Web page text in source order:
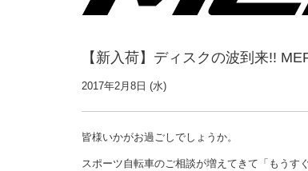
【新入荷】ディスクの波到来!!
2017年2月8日 (水)
皆様いかがお過ごしでしょうか。
スポーツ自転車のご相談が増えてきて「もうす